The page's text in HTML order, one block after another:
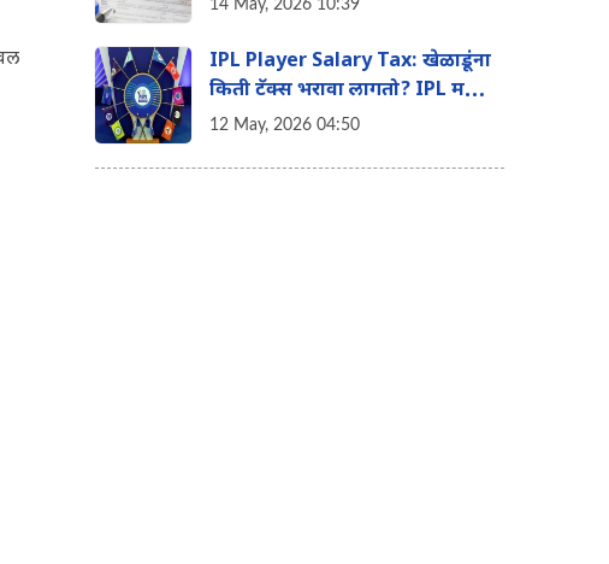
14 May, 2026 10:39
IPL Player Salary Tax: खेळाडूंना
किती टॅक्स भरावा लागतो? IPL मधील
विदेशी खेळाडूंच्या पगाराचे 'हे' आहे
12 May, 2026 04:50